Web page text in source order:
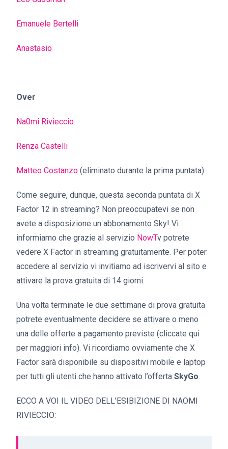
Emanuele Bertelli
Anastasio
Over
Na0mi Rivieccio
Renza Castelli
Matteo Costanzo (eliminato durante la prima puntata)
Come seguire, dunque, questa seconda puntata di X
Factor 12 in streaming? Non preoccupatevi se non
avete a disposizione un abbonamento Sky! Vi
informiamo che grazie al servizio NowTv potrete
vedere X Factor in streaming gratuitamente. Per poter
accedere al servizio vi invitiamo ad iscrivervi al sito e
attivare la prova gratuita di 14 giorni.
Una volta terminate le due settimane di prova gratuita
potrete eventualmente decidere se attivare o meno
una delle offerte a pagamento previste (cliccate qui
per maggiori info). Vi ricordiamo ovviamente che X
Factor sarà disponibile su dispositivi mobile e laptop
per tutti gli utenti che hanno attivato l’offerta SkyGo.
ECCO A VOI IL VIDEO DELL’ESIBIZIONE DI NAOMI
RIVIECCIO: